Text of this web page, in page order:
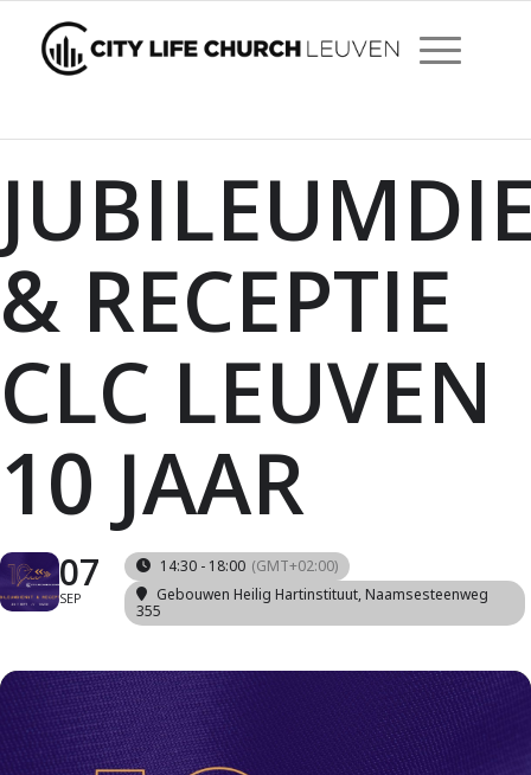
& RECEPTIE
CLC LEUVEN
10 JAAR
07
SEP
14:30 - 18:00 (GMT+02:00)
Gebouwen Heilig Hartinstituut, Naamsesteenweg
355